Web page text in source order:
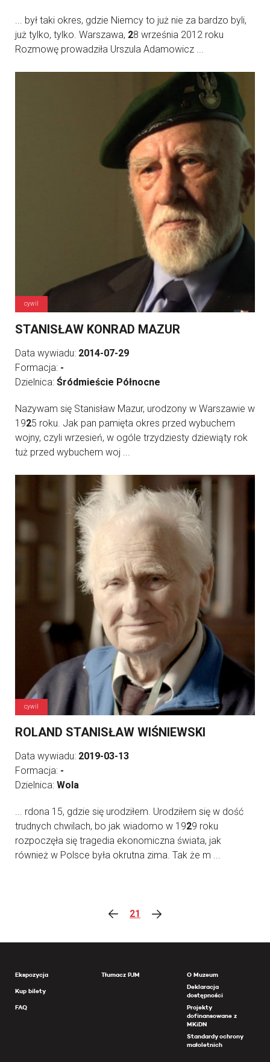
... był taki okres, gdzie Niemcy to już nie za bardzo byli,
już tylko, tylko. Warszawa, 28 września 2012 roku
Rozmowę prowadziła Urszula Adamowicz ...
cywil
STANISŁAW KONRAD MAZUR
Data wywiadu: 2014-07-29
Formacja: -
Dzielnica: Śródmieście Północne
Nazywam się Stanisław Mazur, urodzony w Warszawie w
1925 roku. Jak pan pamięta okres przed wybuchem
wojny, czyli wrzesień, w ogóle trzydziesty dziewiąty rok
tuż przed wybuchem woj ...
cywil
ROLAND STANISŁAW WIŚNIEWSKI
Data wywiadu: 2019-03-13
Formacja: -
Dzielnica: Wola
... rdona 15, gdzie się urodziłem. Urodziłem się w dość
trudnych chwilach, bo jak wiadomo w 1929 roku
rozpoczęła się tragedia ekonomiczna świata, jak
również w Polsce była okrutna zima. Tak że m ...
21
Ekspozycja
Kup bilety
FAQ
Tłumacz PJM
O Muzeum
Deklaracja
dostępności
Projekty
dofinansowane z
MKiDN
Standardy ochrony
małoletnich